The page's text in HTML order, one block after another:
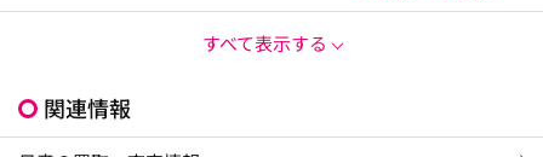
すべて表示する
関連情報